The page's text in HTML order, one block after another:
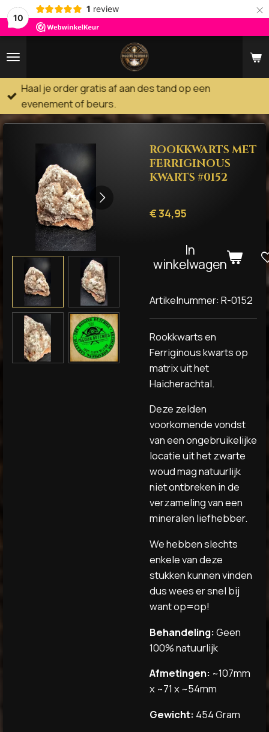
10
1 review ×
Haal je order gratis af aan des tand op een
evenement of beurs.
ROOKKWARTS MET
FERRIGINOUS
KWARTS #0152
€ 34,95
In
winkelwagen
Artikelnummer: R-0152
Rookkwarts en
Ferriginous kwarts op
matrix uit het
Haicherachtal.
Deze zelden
voorkomende vondst
van een ongebruikelijke
locatie uit het zwarte
woud mag natuurlijk
niet ontbreken in de
verzameling van een
mineralen liefhebber.
We hebben slechts
enkele van deze
stukken kunnen vinden
dus wees er snel bij
want op=op!
Behandeling:Geen
100% natuurlijk
Afmetingen: ~107mm
x ~71 x ~54mm
Gewicht: 454 Gram